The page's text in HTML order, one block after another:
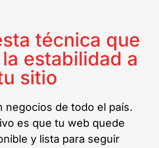
técnica que
estabilidad a
sitio
negocios de todo el país.
es que tu web quede
y lista para seguir